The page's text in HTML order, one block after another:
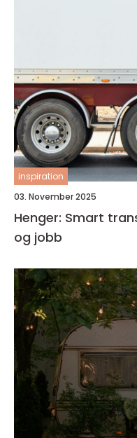
inspiration
03. November 2025
Henger: Smart
og jobb